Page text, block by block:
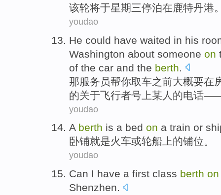
该轮将于星期三停泊在鹿特丹港
youdao
He could have waited in his
Washington about someone on
of the car and the berth
那服务员帮你取车之前大概要在
的关于飞行者号 上某人 的电话
youdao
A berth is a bed on a train or
卧铺就是火车或轮船 上的铺位。
youdao
Can I have a first class berth on
Shenzhen.